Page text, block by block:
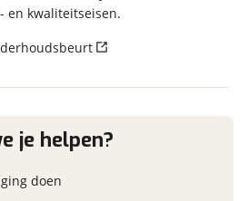
en kwaliteitseisen.
lt
je helpen?
doen